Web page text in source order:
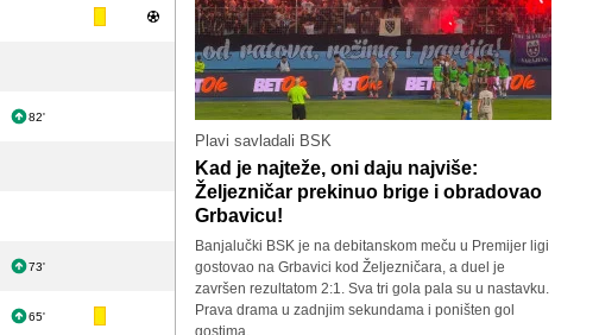
82'
73'
65'
Plavi savladali BSK
Kad je najteže, oni daju najviše:
Željezničar prekinuo brige i obradovao
Grbavicu!
Banjalučki BSK je na debitanskom meču u Premijer ligi
gostovao na Grbavici kod Željezničara, a duel je
završen rezultatom 2:1. Sva tri gola pala su u nastavku.
Prava drama u zadnjim sekundama i poništen gol
gostima.